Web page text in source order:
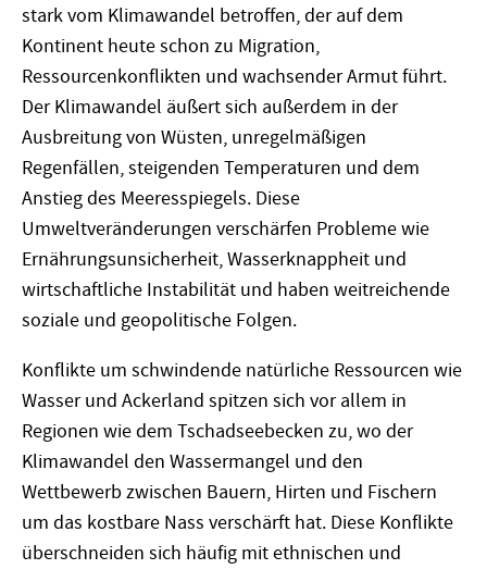
stark vom Klimawandel betroffen, der auf dem
Kontinent heute schon zu Migration,
Ressourcenkonflikten und wachsender Armut führt.
Der Klimawandel äußert sich außerdem in der
Ausbreitung von Wüsten, unregelmäßigen
Regenfällen, steigenden Temperaturen und dem
Anstieg des Meeresspiegels. Diese
Umweltveränderungen verschärfen Probleme wie
Ernährungsunsicherheit, Wasserknappheit und
wirtschaftliche Instabilität und haben weitreichende
soziale und geopolitische Folgen.
Konflikte um schwindende natürliche Ressourcen wie
Wasser und Ackerland spitzen sich vor allem in
Regionen wie dem Tschadseebecken zu, wo der
Klimawandel den Wassermangel und den
Wettbewerb zwischen Bauern, Hirten und Fischern
um das kostbare Nass verschärft hat. Diese Konflikte
überschneiden sich häufig mit ethnischen und